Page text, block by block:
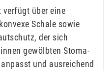
verfügt über eine
Schale sowie
der sich
gewölbten Stoma-
und ausreichend